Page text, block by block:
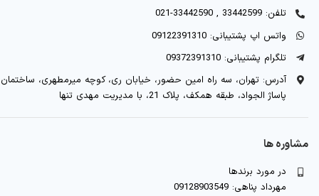
تلفن: 33442599 , 33442590-021
واتس اپ پشتیبانی: 09122391310
تلگرام پشتیبانی: 09372391310
آدرس: تهران، سه راه امین حضور، خیابان ری، کوچه میرمطهری، ساختمان
پاساژ الجواد، طبقه همکف، پلاک 21، با مدیریت مهدی تنها
مشاوره ها
در مورد برندها
مهرداد پناهی: 09128903549